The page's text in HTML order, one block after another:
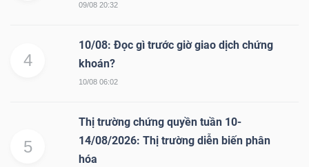
09/08 20:32
4
10/08: Đọc gì trước giờ giao dịch chứng
khoán?
10/08 06:02
5
Thị trường chứng quyền tuần 10-
14/08/2026: Thị trường diễn biến phân
hóa